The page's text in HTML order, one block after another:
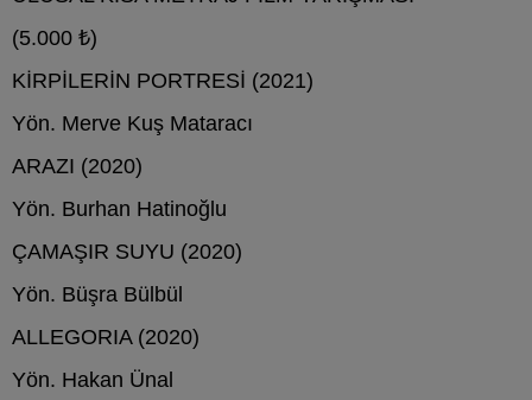
(5.000 ₺)
KİRPİLERİN PORTRESİ (2021)
Yön. Merve Kuş Mataracı
ARAZI (2020)
Yön. Burhan Hatinoğlu
ÇAMAŞIR SUYU (2020)
Yön. Büşra Bülbül
ALLEGORIA (2020)
Yön. Hakan Ünal